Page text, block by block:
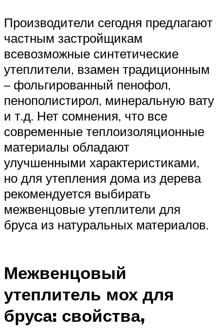
Производители сегодня предлагают
частным застройщикам
всевозможные синтетические
утеплители, взамен традиционным
– фольгированный пенофол,
пенополистирол, минеральную вату
и т.д. Нет сомнения, что все
современные теплоизоляционные
материалы обладают
улучшенными характеристиками,
но для утепления дома из дерева
рекомендуется выбирать
межвенцовые утеплители для
бруса из натуральных материалов.
Межвенцовый
утеплитель мох для
бруса: свойства,